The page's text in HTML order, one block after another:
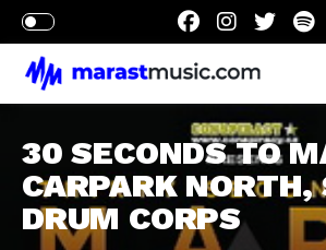
30 SECONDS TO
CARPARK NORTH,
DRUM CORPS